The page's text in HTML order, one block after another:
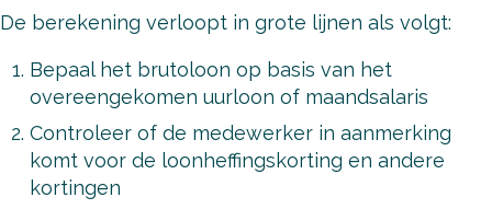
De berekening verloopt in grote lijnen als volgt:
Bepaal het brutoloon op basis van het
overeengekomen uurloon of maandsalaris
Controleer of de medewerker in aanmerking
komt voor de loonheffingskorting en andere
kortingen